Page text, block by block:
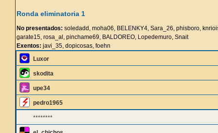
Ronda eliminatoria 1
No presentados: soledadd, moha06, BELENKY4, Sara_26, phisboro,
garate15, rosa_al, pinchame69, BALDOREO, Lopedemuro, Snait
Exentos: javi_35, dopicosas, foehn
Luxor
skodita
upe34
pedro1965
********